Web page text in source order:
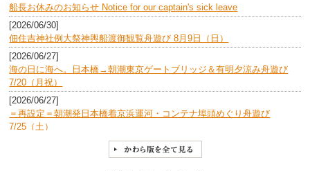
船長お休みのお知らせ Notice for our captain's sick leave
[2026/06/30]
佃住吉神社例大祭神輿船渡御観覧舟遊び 8月9日（日）
[2026/06/27]
海の日に海へ。日本橋→朝潮東京ゲートブリッジ＆有明夕涼み舟遊び
7/20（月祝）
[2026/06/27]
＝再設定＝朝潮発日本橋着京浜運河・コンテナ埠頭めぐり舟遊び
7/25（土）
フリージャズライブCD「Mizuha」リリース記念舟遊び 7/18(土)